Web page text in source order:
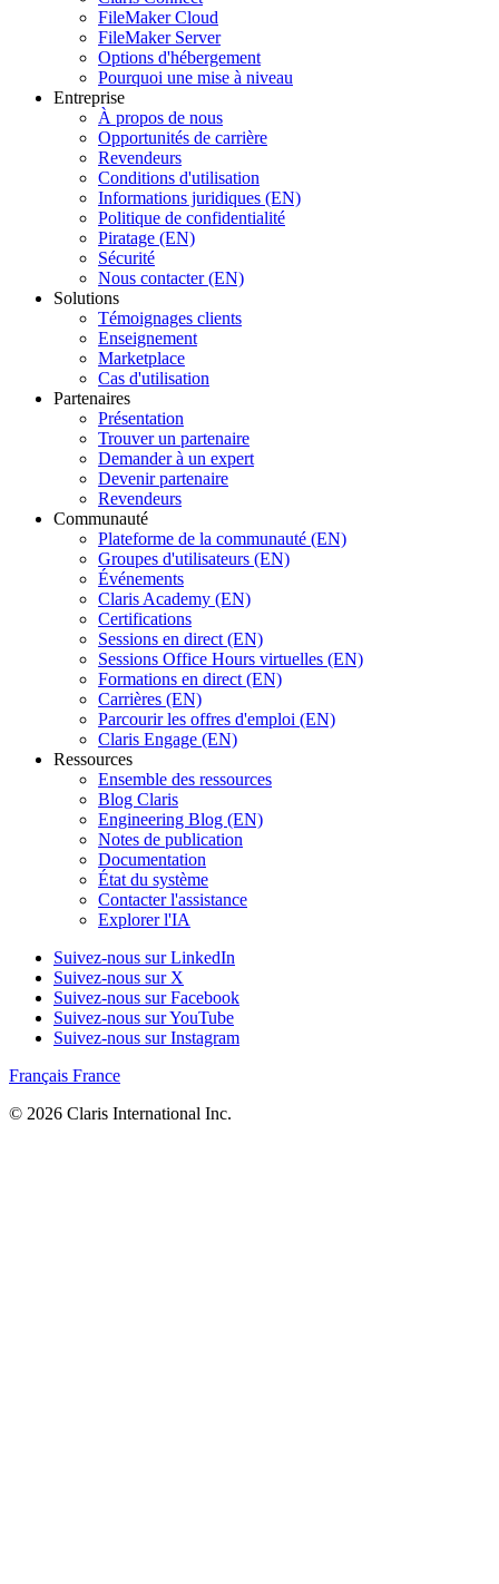
FileMaker Cloud
FileMaker Server
Options d'hébergement
Pourquoi une mise à niveau
Entreprise
À propos de nous
Opportunités de carrière
Revendeurs
Conditions d'utilisation
Informations juridiques (EN)
Politique de confidentialité
Piratage (EN)
Sécurité
Nous contacter (EN)
Solutions
Témoignages clients
Enseignement
Marketplace
Cas d'utilisation
Partenaires
Présentation
Trouver un partenaire
Demander à un expert
Devenir partenaire
Revendeurs
Communauté
Plateforme de la communauté (EN)
Groupes d'utilisateurs (EN)
Événements
Claris Academy (EN)
Certifications
Sessions en direct (EN)
Sessions Office Hours virtuelles (EN)
Formations en direct (EN)
Carrières (EN)
Parcourir les offres d'emploi (EN)
Claris Engage (EN)
Ressources
Ensemble des ressources
Blog Claris
Engineering Blog (EN)
Notes de publication
Documentation
État du système
Contacter l'assistance
Explorer l'IA
Suivez-nous sur LinkedIn
Suivez-nous sur X
Suivez-nous sur Facebook
Suivez-nous sur YouTube
Suivez-nous sur Instagram
Français France
© 2026 Claris International Inc.